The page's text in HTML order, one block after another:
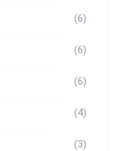
(6)
(6)
(6)
(4)
(3)